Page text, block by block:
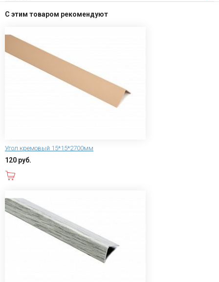
С этим товаром рекомендуют
Угол кремовый 15*15*2700мм
120 руб.